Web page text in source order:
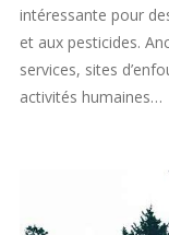
intéressante pour
et aux pesticides.
services, sites
activités humaines…